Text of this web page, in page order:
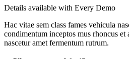
Details available with Every Demo
Hac vitae sem class fames vehicula
condimentum inceptos mus rhoncus
nascetur amet fermentum rutrum.